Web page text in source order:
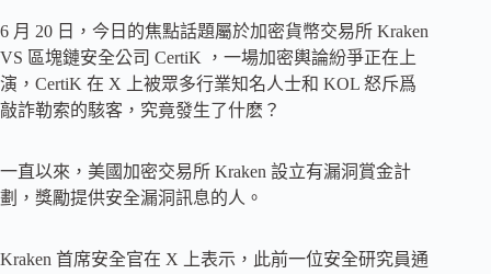
6 月 20 日，今日的焦點話題屬於加密貨幣交易所 Kraken
VS 區塊鏈安全公司 CertiK ，一場加密輿論紛爭正在上
演，CertiK 在 X 上被眾多行業知名人士和 KOL 怒斥爲
敲詐勒索的駭客，究竟發生了什麽？
一直以來，美國加密交易所 Kraken 設立有漏洞賞金計
劃，獎勵提供安全漏洞訊息的人。
Kraken 首席安全官在 X 上表示，此前一位安全研究員通